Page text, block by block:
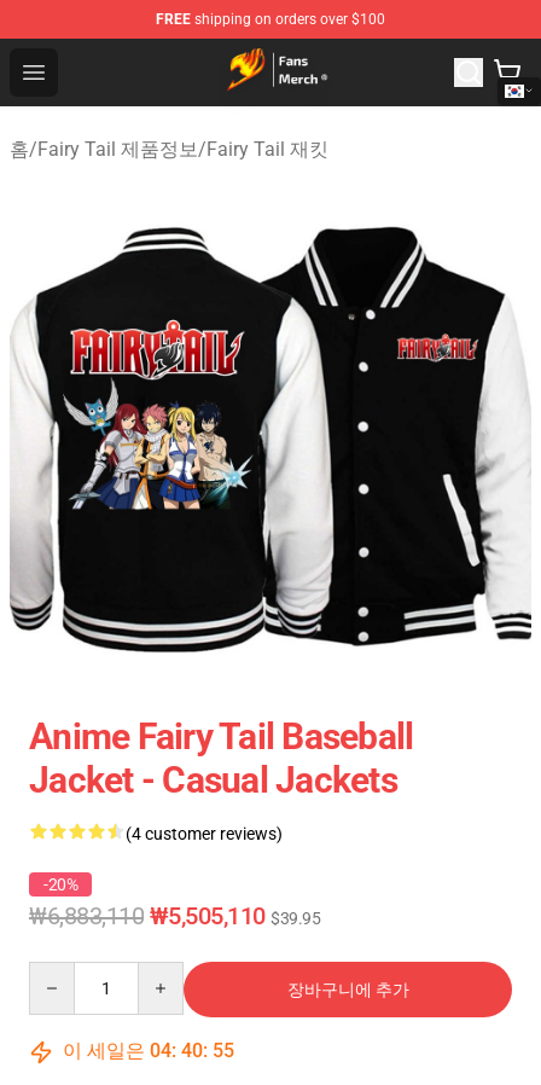
FREE shipping on orders over $100
Open menu
Fairy Tail Store - Official Fairy Tail Merchandise Shop
홈/Fairy Tail 제품정보/Fairy Tail 재킷
Anime Fairy Tail Baseball
Jacket - Casual Jackets
(4 customer reviews)
-20%
₩6,883,110 ₩5,505,110 $39.95
장바구니에 추가
이 세일은 04: 40: 54